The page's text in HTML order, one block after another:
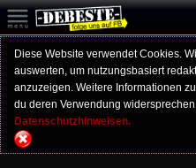
Diese Website verwendet Cookies.
auswerten, um nutzungsbasiert
anzuzeigen. Weitere Informationen
du deren Verwendung
Datenschutzhinweisen.